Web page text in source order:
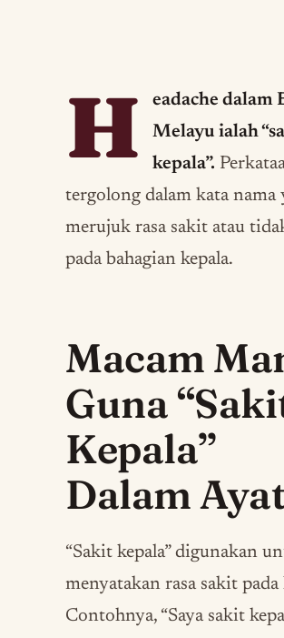
H
eadache dalam
Melayu ialah
kepala”.
tergolong dalam kata nama
merujuk rasa sakit atau
pada bahagian kepala.
Macam
Guna
Kepala”
Dalam
“Sakit kepala” digunakan
menyatakan rasa sakit pada
Contohnya, “Saya sakit